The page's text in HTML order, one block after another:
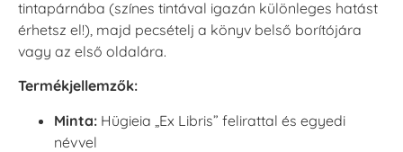
tintapárnába (színes tintával igazán különleges hatást
érhetsz el!), majd pecsételj a könyv belső borítójára
vagy az első oldalára.
Termékjellemzők:
Minta: Hügieia „Ex Libris” felirattal és egyedi
névvel